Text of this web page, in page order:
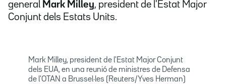
general Mark Milley, president de l'Estat Major
Conjunt dels Estats Units.
Mark Milley, president de l'Estat Major Conjunt
dels EUA, en una reunió de ministres de Defensa
de l'OTAN a Brussel·les (Reuters/Yves Herman)